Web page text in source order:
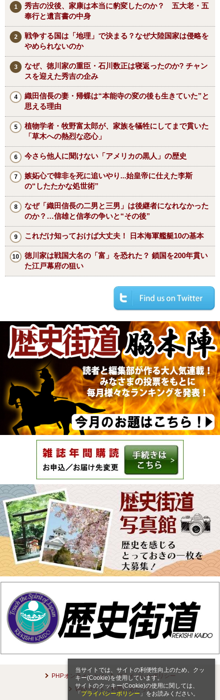
当サイトでは、サイトの利便性向上のため、クッ
キー(Cookie)を使用しています。
サイトのクッキー(Cookie)の使用に関しては、
「 プライバシーポリシー 」をお読みください。
秀吉の没後、家康は本当に豹変したのか？ 五大老・五
奉行と遺言書の中身
戦争する国は「地理」で決まる？なぜ大陸国家は侵略を
やめられないのか
なぜ、徳川家の重臣・石川数正は寝返ったのか? チャン
スを迎えた秀吉の企み
織田信長の妻・帰蝶は“本能寺の変の後も生きていた”と
思える理由
植物学者・牧野富太郎が、家族を犠牲にしてまで貫いた
「草木への熱烈な恋心」
今さら他人に聞けない「アメリカの黒人」の歴史
嫉妬心で韓非を死に追いやり...始皇帝に仕えた李斯
の“したたかな処世術”
なぜ「織田信長の二男と三男」は後継者になれなかった
のか？…信雄と信孝の争いと“その後”
これだけ知っておけば大丈夫！ 日本海軍艦艇10の基本
徳川家は戦国大名の「富」を恐れた？ 鎖国を200年貫い
た江戸幕府の狙い
PHPオンラインとは
プライバシーポリシー
Webサイトご利用にあたって